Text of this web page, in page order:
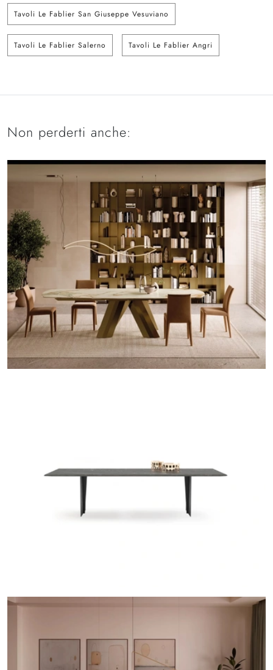
Tavoli Le Fablier San Giuseppe Vesuviano
Tavoli Le Fablier Salerno Tavoli Le Fablier Angri
Non perderti anche: